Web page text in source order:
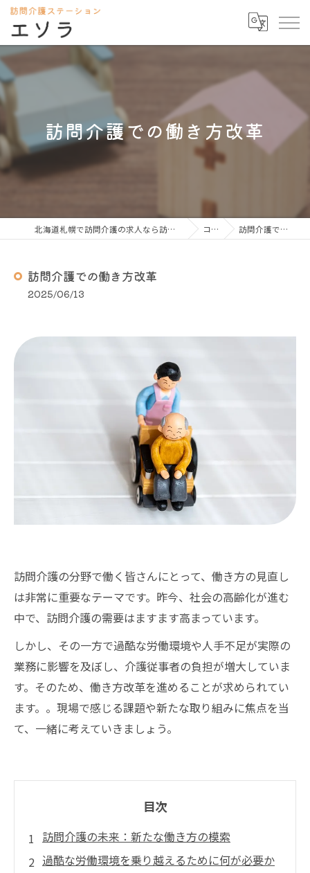
訪問介護での働き方改革
北海道札幌で訪問介護の求人なら訪問介護ステーション エソラ コラム 訪問介護での働き方改革
訪問介護での働き方改革
2025/06/13
訪問介護の分野で働く皆さんにとって、働き方の見直し
は非常に重要なテーマです。昨今、社会の高齢化が進む
中で、訪問介護の需要はますます高まっています。
しかし、その一方で過酷な労働環境や人手不足が実際の
業務に影響を及ぼし、介護従事者の負担が増大していま
す。そのため、働き方改革を進めることが求められてい
ます。。現場で感じる課題や新たな取り組みに焦点を当
て、一緒に考えていきましょう。
目次
訪問介護の未来：新たな働き方の模索
過酷な労働環境を乗り越えるために何が必要か